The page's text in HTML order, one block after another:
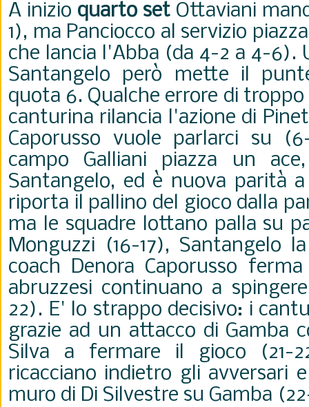
A inizio quarto set Ottaviani
1), ma Panciocco al servizio
che lancia l'Abba (da 4-2 a 4-6).
Santangelo però mette il
quota 6. Qualche errore di
canturina rilancia l'azione di
Caporusso vuole parlarci su
campo Galliani piazza un
Santangelo, ed è nuova parità
riporta il pallino del gioco dalla
ma le squadre lottano palla su
Monguzzi (16-17), Santangelo
coach Denora Caporusso
abruzzesi continuano a
22). E' lo strappo decisivo: i
grazie ad un attacco di Gamba
Silva a fermare il gioco (21-
ricacciano indietro gli avversari
muro di Di Silvestre su Gamba